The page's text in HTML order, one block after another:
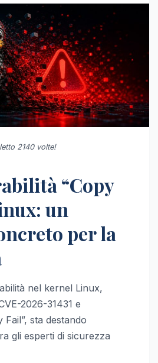
2140 volte!
“Copy
un
per la
nel kernel Linux,
2026-31431 e
Fail”, sta destando
gli esperti di sicurezza